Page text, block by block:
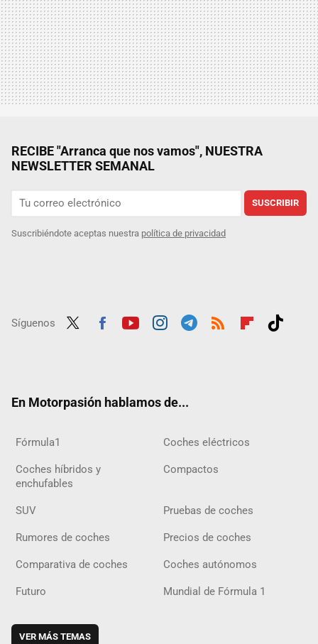
RECIBE "Arranca que nos vamos", NUESTRA
NEWSLETTER SEMANAL
SUSCRIBIR
Suscribiéndote aceptas nuestra política de privacidad
Síguenos
En Motorpasión hablamos de...
Fórmula1 Coches eléctricos
Coches híbridos y
enchufables
Compactos
SUV Pruebas de coches
Rumores de coches Precios de coches
Comparativa de coches Coches autónomos
Futuro Mundial de Fórmula 1
VER MÁS TEMAS